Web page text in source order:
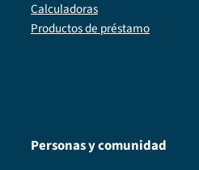
Calculadoras
Productos de préstamo
Personas y comunidad